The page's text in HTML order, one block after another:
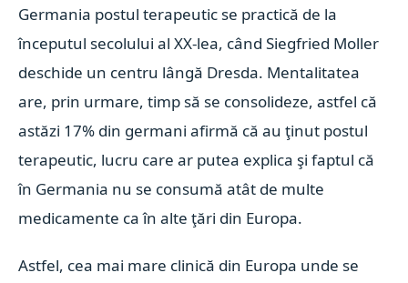
Germania postul terapeutic se practică de la
începutul secolului al XX-lea, când Siegfried Moller
deschide un centru lângă Dresda. Mentalitatea
are, prin urmare, timp să se consolideze, astfel că
astăzi 17% din germani afirmă că au ţinut postul
terapeutic, lucru care ar putea explica şi faptul că
în Germania nu se consumă atât de multe
medicamente ca în alte ţări din Europa.
Astfel, cea mai mare clinică din Europa unde se